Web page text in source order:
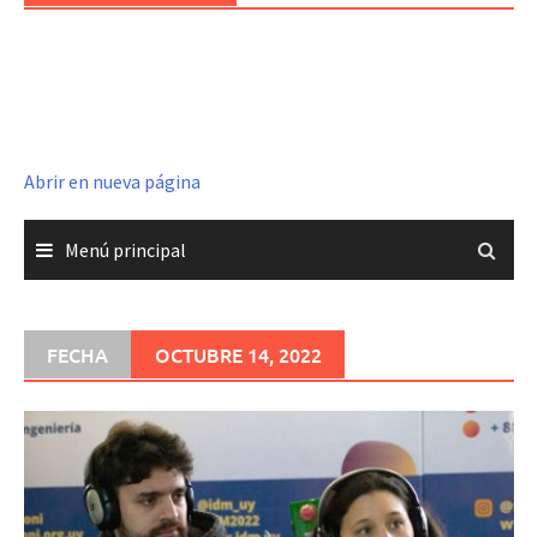
Abrir en nueva página
Menú principal
FECHA OCTUBRE 14, 2022